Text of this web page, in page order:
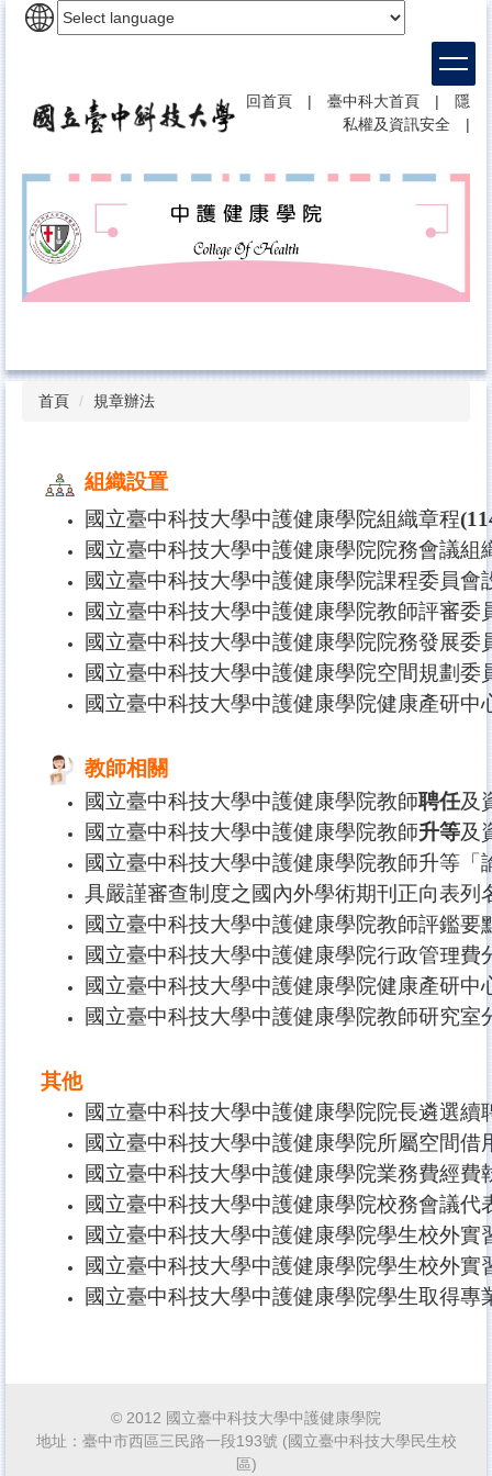
回首頁 | 臺中科大首頁 | 隱
私權及資訊安全 |
首頁 規章辦法
組織設置
國立臺中科技大學中護健康學院組織章程
國立臺中科技大學中護健康學院院務會議組
國立臺中科技大學中護健康學院課程委員會
國立臺中科技大學中護健康學院教師評審委
國立臺中科技大學中護健康學院院務發展委
國立臺中科技大學中護健康學院空間規劃委
國立臺中科技大學中護健康學院健康產研中
教師相關
國立臺中科技大學中護健康學院教師聘任及
國立臺中科技大學中護健康學院教師升等及
國立臺中科技大學中護健康學院教師升等「
具嚴謹審查制度之國內外學術期刊正向表列
國立臺中科技大學中護健康學院教師評鑑要
國立臺中科技大學中護健康學院行政管理費
國立臺中科技大學中護健康學院健康產研中
國立臺中科技大學中護健康學院教師研究室
其他
國立臺中科技大學中護健康學院院長遴選續
國立臺中科技大學中護健康學院所屬空間借
國立臺中科技大學中護健康學院業務費經費
國立臺中科技大學中護健康學院校務會議代
國立臺中科技大學中護健康學院學生校外實
國立臺中科技大學中護健康學院學生校外實
國立臺中科技大學中護健康學院學生取得專
© 2012 國立臺中科技大學中護健康學院
地址：臺中市西區三民路一段193號 (國立臺中科技大學民生校
區)